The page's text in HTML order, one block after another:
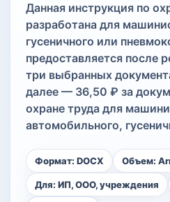
Данная инструкция по
разработана для
гусеничного или
предоставляется после
три выбранных
далее — 36,50 ₽ за
охране труда для
автомобильного,
Формат: DOCX Объем:
Для: ИП, ООО, учреждения